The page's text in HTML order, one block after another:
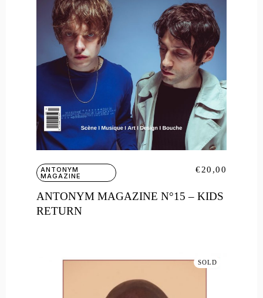
ANTONYM
MAGAZINE
ANTONYM MAGAZINE N°15 – KIDS
RETURN
€20,00
SOLD